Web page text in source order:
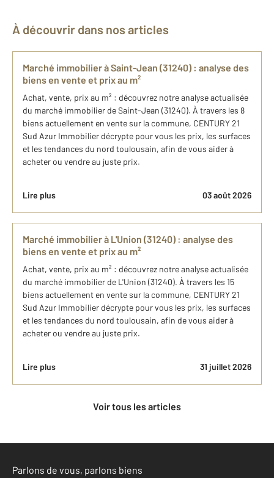
À découvrir dans nos articles
Marché immobilier à Saint-Jean (31240) : analyse des
biens en vente et prix au m²
Achat, vente, prix au m² : découvrez notre analyse actualisée
du marché immobilier de Saint-Jean (31240). À travers les 8
biens actuellement en vente sur la commune, CENTURY 21
Sud Azur Immobilier décrypte pour vous les prix, les surfaces
et les tendances du nord toulousain, afin de vous aider à
acheter ou vendre au juste prix.
Lire plus 03 août 2026
Marché immobilier à L'Union (31240) : analyse des
biens en vente et prix au m²
Achat, vente, prix au m² : découvrez notre analyse actualisée
du marché immobilier de L'Union (31240). À travers les 15
biens actuellement en vente sur la commune, CENTURY 21
Sud Azur Immobilier décrypte pour vous les prix, les surfaces
et les tendances du nord toulousain, afin de vous aider à
acheter ou vendre au juste prix.
Lire plus 31 juillet 2026
Voir tous les articles
Parlons de vous, parlons biens